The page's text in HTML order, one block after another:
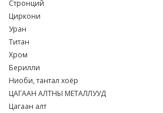
Стронций
Циркони
Уран
Титан
Хром
Берилли
Ниоби, тантал хоёр
ЦАГААН АЛТНЫ МЕТАЛЛУУД
Цагаан алт